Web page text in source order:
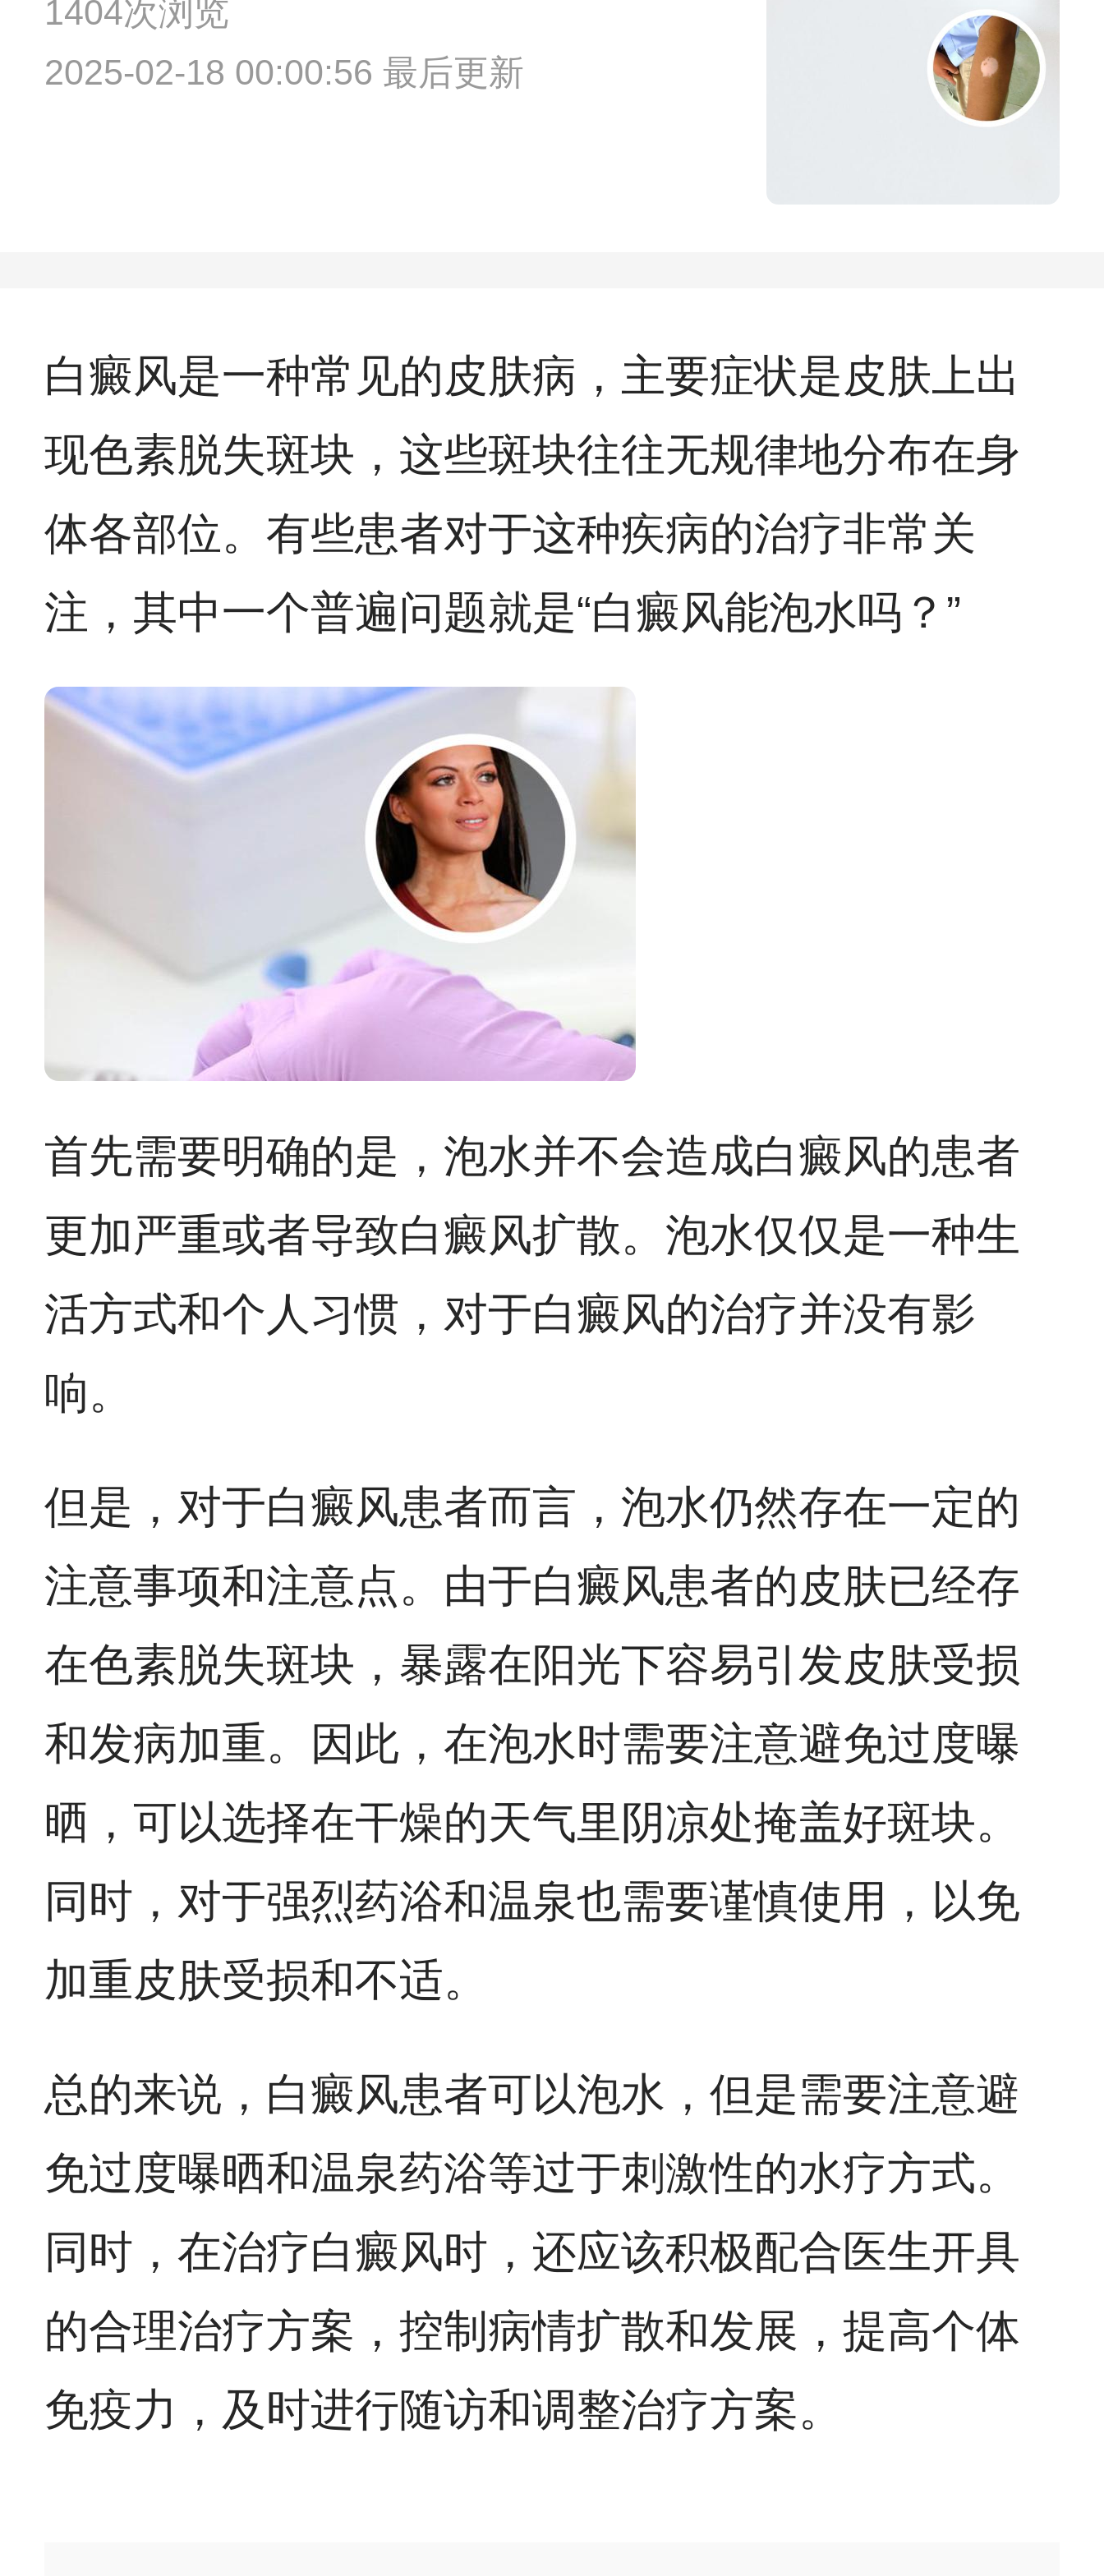
1404次浏览
2025-02-18 00:00:56 最后更新
白癜风是一种常见的皮肤病，主要症状是皮肤上出
现色素脱失斑块，这些斑块往往无规律地分布在身
体各部位。有些患者对于这种疾病的治疗非常关
注，其中一个普遍问题就是“白癜风能泡水吗？”
首先需要明确的是，泡水并不会造成白癜风的患者
更加严重或者导致白癜风扩散。泡水仅仅是一种生
活方式和个人习惯，对于白癜风的治疗并没有影
响。
但是，对于白癜风患者而言，泡水仍然存在一定的
注意事项和注意点。由于白癜风患者的皮肤已经存
在色素脱失斑块，暴露在阳光下容易引发皮肤受损
和发病加重。因此，在泡水时需要注意避免过度曝
晒，可以选择在干燥的天气里阴凉处掩盖好斑块。
同时，对于强烈药浴和温泉也需要谨慎使用，以免
加重皮肤受损和不适。
总的来说，白癜风患者可以泡水，但是需要注意避
免过度曝晒和温泉药浴等过于刺激性的水疗方式。
同时，在治疗白癜风时，还应该积极配合医生开具
的合理治疗方案，控制病情扩散和发展，提高个体
免疫力，及时进行随访和调整治疗方案。